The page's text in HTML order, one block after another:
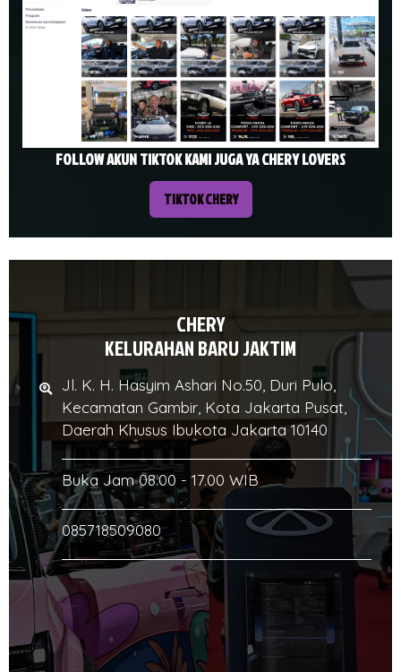
FOLLOW AKUN TIKTOK KAMI JUGA YA CHERY LOVERS
TIKTOK CHERY
CHERY
KELURAHAN BARU JAKTIM
Jl. K. H. Hasyim Ashari No.50, Duri Pulo,
Kecamatan Gambir, Kota Jakarta Pusat,
Daerah Khusus Ibukota Jakarta 10140
Buka Jam 08.00 - 17.00 WIB
085718509080